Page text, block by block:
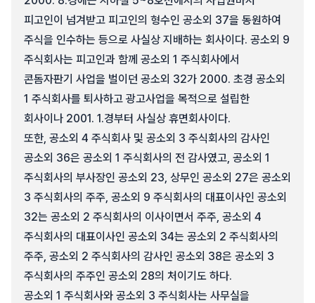
피고인이 넘겨받고 피고인의 형수인 공소외 37을 동원하여
주식을 인수하는 등으로 사실상 지배하는 회사이다. 공소외 9
주식회사는 피고인과 함께 공소외 1 주식회사에서
콘돔자판기 사업을 벌이던 공소외 32가 2000. 초경 공소외
1 주식회사를 퇴사하고 광고사업을 목적으로 설립한
회사이나 2001. 1.경부터 사실상 휴면회사이다.
또한, 공소외 4 주식회사 및 공소외 3 주식회사의 감사인
공소외 36은 공소외 1 주식회사의 전 감사였고, 공소외 1
주식회사의 부사장인 공소외 23, 상무인 공소외 27은 공소외
3 주식회사의 주주, 공소외 9 주식회사의 대표이사인 공소외
32는 공소외 2 주식회사의 이사이면서 주주, 공소외 4
주식회사의 대표이사인 공소외 34는 공소외 2 주식회사의
주주, 공소외 2 주식회사의 감사인 공소외 38은 공소외 3
주식회사의 주주인 공소외 28의 처이기도 하다.
공소외 1 주식회사와 공소외 3 주식회사는 사무실을